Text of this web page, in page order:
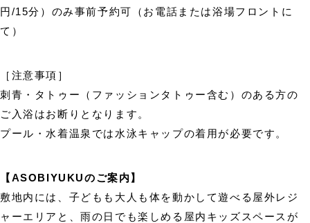
円/15分）のみ事前予約可（お電話または浴場フロントに
て）
［注意事項］
刺青・タトゥー（ファッションタトゥー含む）のある方の
ご入浴はお断りとなります。
プール・水着温泉では水泳キャップの着用が必要です。
【ASOBIYUKUのご案内】
敷地内には、子どもも大人も体を動かして遊べる屋外レジ
ャーエリアと、雨の日でも楽しめる屋内キッズスペースが